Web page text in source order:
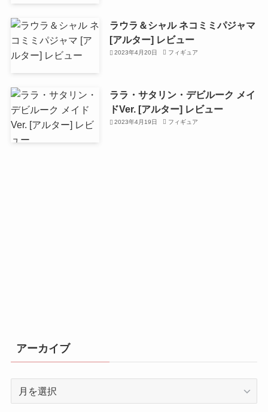
ラウラ＆シャル ネコミミパジャマ
[アルター] レビュー
2023年4月20日 フィギュア
ララ・サタリン・デビルーク メイ
ドVer. [アルター] レビュー
2023年4月19日 フィギュア
アーカイブ